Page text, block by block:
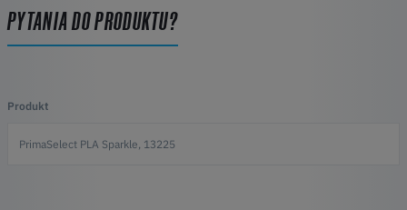
PYTANIA DO PRODUKTU?
Produkt